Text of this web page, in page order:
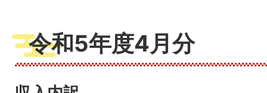
令和5年度4月分